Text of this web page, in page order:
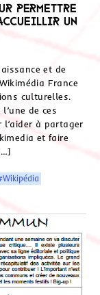
permettre
un
et de
France
culturelles.
de ces
à partager
et faire